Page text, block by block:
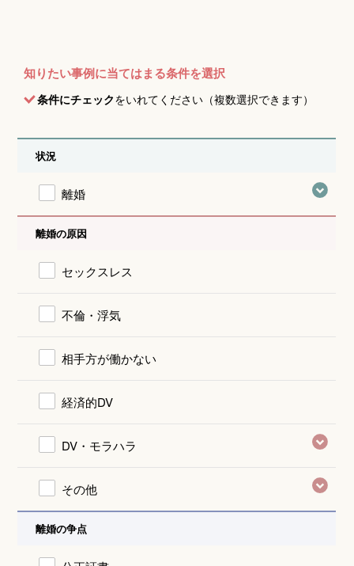
知りたい事例に当てはまる条件を選択
条件にチェックをいれてください（複数選択できます）
状況
離婚
離婚の原因
セックスレス
不倫・浮気
相手方が働かない
経済的DV
DV・モラハラ
その他
離婚の争点